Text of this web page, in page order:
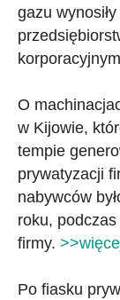
gazu
O
w Kijowie,
tempie
prywatyzacji
nabywców
roku,
firmy.
Po fiasku